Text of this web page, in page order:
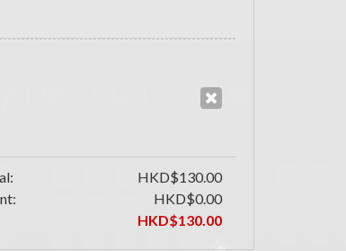
HKD$130.00
HKD$0.00
HKD$130.00